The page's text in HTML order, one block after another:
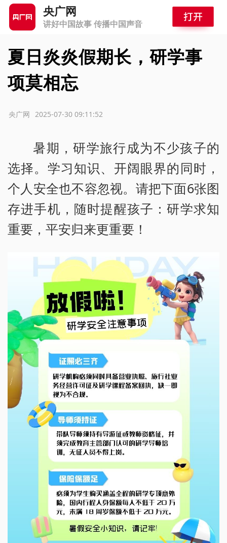
央广网
讲好中国故事 传播中国声音
夏日炎炎假期长，研学事
项莫相忘
2025-07-30 09:11:52
央广网
暑期，研学旅行成为不少孩子的
选择。学习知识、开阔眼界的同时，
个人安全也不容忽视。请把下面6张图
存进手机，随时提醒孩子：研学求知
重要，平安归来更重要！